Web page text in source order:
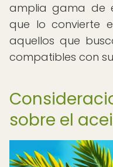
amplia gama de
que lo convierte
aquellos que
compatibles con
sobre el